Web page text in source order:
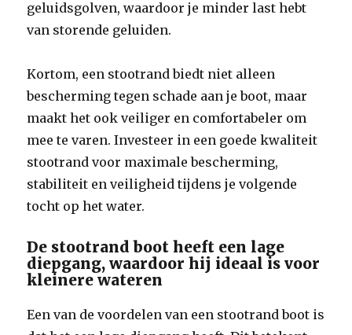
geluidsgolven, waardoor je minder last hebt
van storende geluiden.
Kortom, een stootrand biedt niet alleen
bescherming tegen schade aan je boot, maar
maakt het ook veiliger en comfortabeler om
mee te varen. Investeer in een goede kwaliteit
stootrand voor maximale bescherming,
stabiliteit en veiligheid tijdens je volgende
tocht op het water.
De stootrand boot heeft een lage
diepgang, waardoor hij ideaal is voor
kleinere wateren
Een van de voordelen van een stootrand boot is